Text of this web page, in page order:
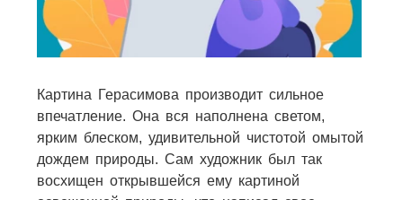
Картина Герасимова производит сильное
впечатление. Она вся наполнена светом,
ярким блеском, удивительной чистотой омытой
дождем природы. Сам художник был так
восхищен открывшейся ему картиной